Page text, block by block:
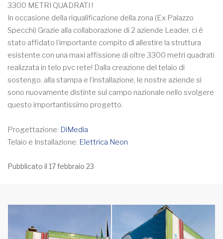
3300 METRI QUADRATI !
In occasione della riqualificazione della zona (Ex Palazzo
Specchi) Grazie alla collaborazione di 2 aziende Leader, ci è
stato affidato l’importante compito di allestire la struttura
esistente con una maxi affissione di oltre 3300 metri quadrati
realizzata in telo pvc rete! Dalla creazione del telaio di
sostengo, alla stampa e l’installazione, le nostre aziende si
sono nuovamente distinte sul campo nazionale nello svolgere
questo importantissimo progetto.
Progettazione: DiMedia
Telaio e Installazione: Elettrica Neon
Pubblicato il 17 febbraio 23